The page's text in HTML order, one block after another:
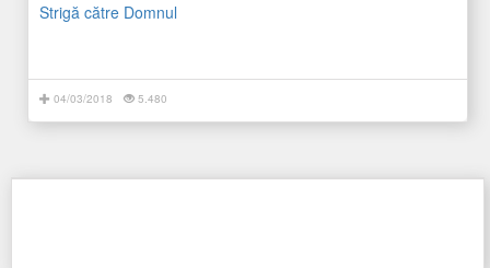
Strigă către Domnul
04/03/2018 5.480